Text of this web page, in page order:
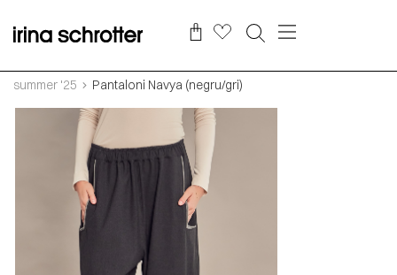
summer '25 Pantaloni Navya (negru/gri)